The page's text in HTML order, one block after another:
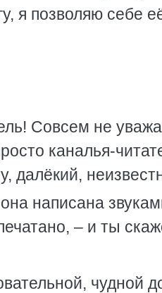
я позволяю себе
Совсем не
каналья-
далёкий,
она написана
– и ты
чудной